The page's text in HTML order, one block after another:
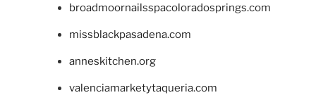
broadmoornailsspacoloradosprings.com
missblackpasadena.com
anneskitchen.org
valenciamarketytaqueria.com